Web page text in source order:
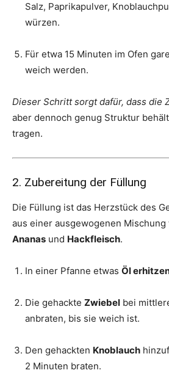
Salz, Paprikapulver,
würzen.
Für etwa 15 Minuten im Ofen
weich werden.
Dieser Schritt sorgt dafür, dass die
aber dennoch genug Struktur
tragen.
2. Zubereitung der Füllung
Die Füllung ist das Herzstück des
aus einer ausgewogenen Mischung
Ananas und Hackfleisch.
In einer Pfanne etwas Öl
Die gehackte Zwiebel bei
anbraten, bis sie weich ist.
Den gehackten Knoblauch
2 Minuten braten.